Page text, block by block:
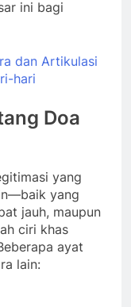
ini bagi
dan Artikulasi
hari
Doa
yang
yang
jauh, maupun
ciri khas
ayat
lain: